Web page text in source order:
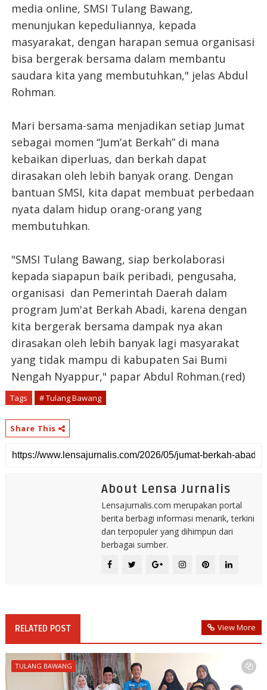
media online, SMSI Tulang Bawang,
menunjukan kepeduliannya, kepada
masyarakat, dengan harapan semua organisasi
bisa bergerak bersama dalam membantu
saudara kita yang membutuhkan," jelas Abdul
Rohman.
Mari bersama-sama menjadikan setiap Jumat
sebagai momen “Jum’at Berkah” di mana
kebaikan diperluas, dan berkah dapat
dirasakan oleh lebih banyak orang. Dengan
bantuan SMSI, kita dapat membuat perbedaan
nyata dalam hidup orang-orang yang
membutuhkan.
"SMSI Tulang Bawang, siap berkolaborasi
kepada siapapun baik peribadi, pengusaha,
organisasi dan Pemerintah Daerah dalam
program Jum'at Berkah Abadi, karena dengan
kita bergerak bersama dampak nya akan
dirasakan oleh lebih banyak lagi masyarakat
yang tidak mampu di kabupaten Sai Bumi
Nengah Nyappur," papar Abdul Rohman.(red)
Tags # Tulang Bawang
Share This
About Lensa Jurnalis
Lensajurnalis.com merupakan portal
berita berbagi informasi menarik, terkini
dan terpopuler yang dihimpun dari
berbagai sumber.
RELATED POST View More
TULANG BAWANG